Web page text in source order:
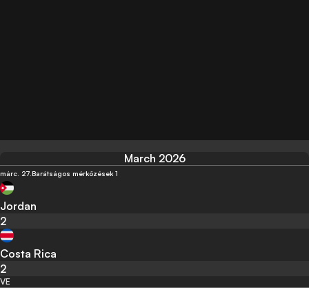
March 2026
márc. 27.Barátságos mérkőzések 1
Jordan
2
Costa Rica
2
VE